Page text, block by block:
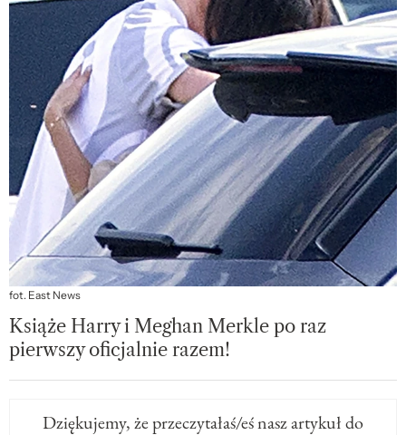
fot. East News
Książe Harry i Meghan Merkle po raz
pierwszy oficjalnie razem!
Dziękujemy, że przeczytałaś/eś nasz artykuł do